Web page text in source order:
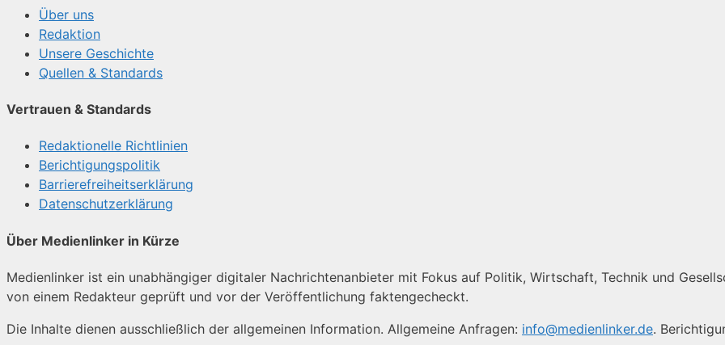
Über uns
Redaktion
Unsere Geschichte
Quellen & Standards
Vertrauen & Standards
Redaktionelle Richtlinien
Berichtigungspolitik
Barrierefreiheitserklärung
Datenschutzerklärung
Über Medienlinker in Kürze
Medienlinker ist ein unabhängiger digitaler Nachrichtenanbieter mit Fokus auf Politik, Wirtschaft, Technik und
von einem Redakteur geprüft und vor der Veröffentlichung faktengecheckt.
Die Inhalte dienen ausschließlich der allgemeinen Information. Allgemeine Anfragen: info@medienlinker.de.